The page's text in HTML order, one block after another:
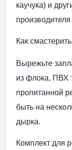
каучука) и
Как
Вырежьте
из флока, ПВХ
пропитанной
быть на
дырка.
Комплект для